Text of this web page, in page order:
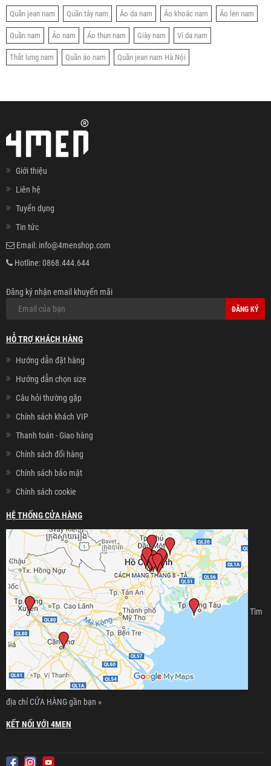
Quần jean nam Quần tây nam Áo da nam Áo khoác nam Áo len nam
Quần nam Áo nam Áo thun nam Giày nam Ví da nam
Thắt lưng nam Quần áo nam Quần jean nam Hà Nội
Giới thiệu
Liên hệ
Tuyển dụng
Tin tức
Email: info@4menshop.com
Hotline:0868.444.644
Đăng ký nhận email khuyến mãi
ĐĂNG KÝ
HỖ TRỢ KHÁCH HÀNG
Hướng dẫn đặt hàng
Hướng dẫn chọn size
Câu hỏi thường gặp
Chính sách khách VIP
Thanh toán - Giao hàng
Chính sách đổi hàng
Chính sách bảo mật
Chính sách cookie
HỆ THỐNG CỬA HÀNG
Tìm
địa chỉ CỬA HÀNG gần bạn »
KẾT NỐI VỚI 4MEN